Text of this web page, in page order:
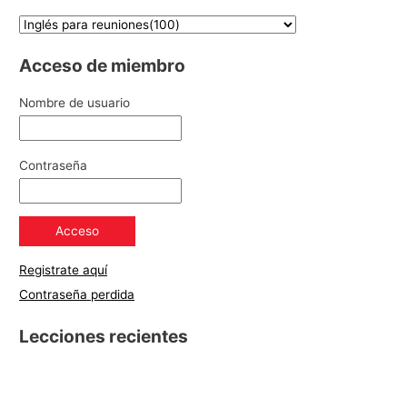
Acceso de miembro
Nombre de usuario
Contraseña
Registrate aquí
Contraseña perdida
Lecciones recientes